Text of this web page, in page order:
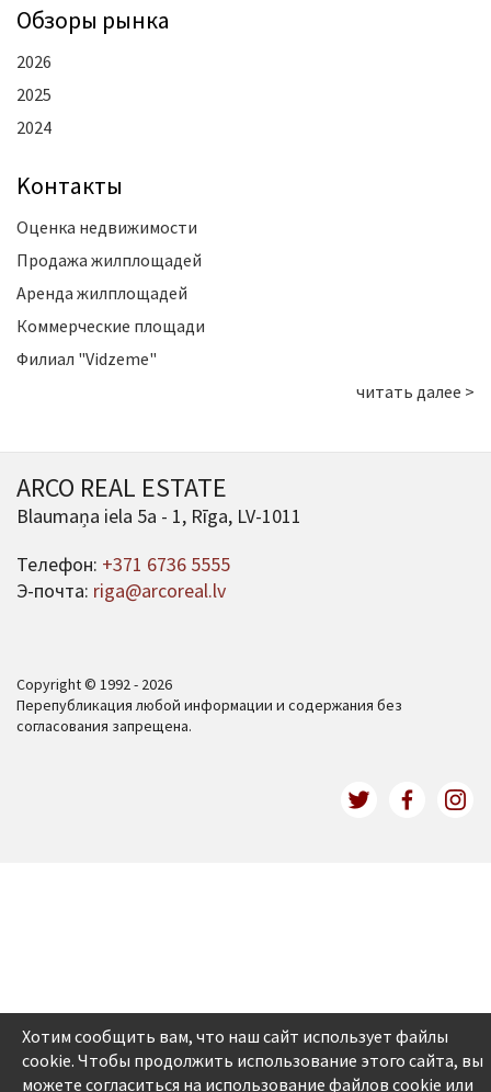
Oбзоры рынка
2026
2025
2024
Kонтакты
Оценка недвижимости
Продажа жилплощадей
Аренда жилплощадей
Коммерческие площади
Филиал "Vidzeme"
читать далее >
ARCO REAL ESTATE
Blaumaņa iela 5a - 1, Rīga, LV-1011
Телефон: +371 6736 5555
Э-почта: riga@arcoreal.lv
Copyright © 1992 - 2026
Перепубликация любой информации и содержания без
согласования запрещена.
Хотим сообщить вам, что наш сайт использует файлы
cookie. Чтобы продолжить использование этого сайта, вы
можете согласиться на использование файлов cookie или